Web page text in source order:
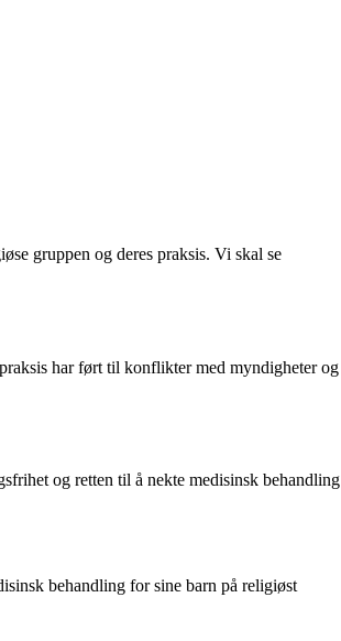
gruppen og deres praksis. Vi skal se
har ført til konflikter med myndigheter og
og retten til å nekte medisinsk behandling
behandling for sine barn på religiøst